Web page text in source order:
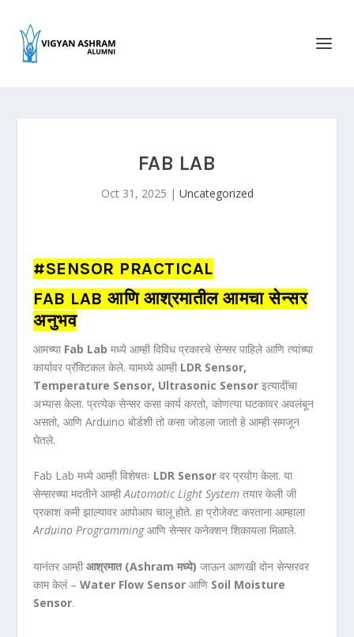
FAB LAB
Oct 31, 2025 | Uncategorized
#SENSOR PRACTICAL
FAB LAB आणि आश्रमातील आमचा सेन्सर
अनुभव
आमच्या Fab Lab मध्ये आम्ही विविध प्रकारचे सेन्सर पाहिले आणि त्यांच्या
कार्यावर प्रॅक्टिकल केले. यामध्ये आम्ही LDR Sensor,
Temperature Sensor, Ultrasonic Sensor इत्यादींचा
अभ्यास केला. प्रत्येक सेन्सर कसा कार्य करतो, कोणत्या घटकावर अवलंबून
असतो, आणि Arduino बोर्डशी तो कसा जोडला जातो हे आम्ही समजून
घेतले.
Fab Lab मध्ये आम्ही विशेषतः LDR Sensor वर प्रयोग केला. या
सेन्सरच्या मदतीने आम्हीAutomatic Light System तयार केली जी
प्रकाश कमी झाल्यावर आपोआप चालू होते. हा प्रोजेक्ट करताना आम्हाला
Arduino Programmingआणि सेन्सर कनेक्शन शिकायला मिळाले.
यानंतर आम्हीआश्रमात (Ashram मध्ये) जाऊन आणखी दोन सेन्सरवर
काम केलं –Water Flow Sensor आणि Soil Moisture
Sensor.